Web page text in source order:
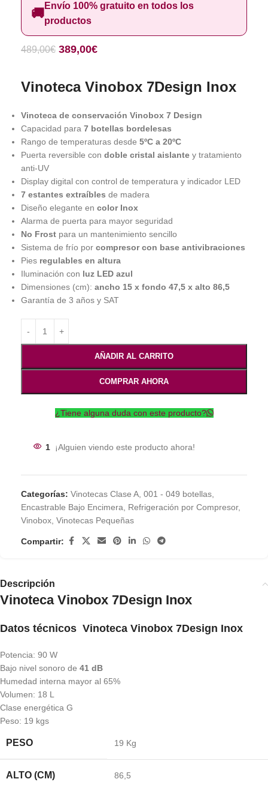
🚚Envío 100% gratuito en todos los
productos
489,00€ 389,00€
Vinoteca Vinobox 7Design Inox
Vinoteca de conservación Vinobox 7 Design
Capacidad para 7 botellas bordelesas
Rango de temperaturas desde 5ºC a 20ºC
Puerta reversible con doble cristal aislante y tratamiento
anti-UV
Display digital con control de temperatura y indicador LED
7 estantes extraíbles de madera
Diseño elegante en color Inox
Alarma de puerta para mayor seguridad
No Frost para un mantenimiento sencillo
Sistema de frío por compresor con base antivibraciones
Pies regulables en altura
Iluminación con luz LED azul
Dimensiones (cm): ancho 15 x fondo 47,5 x alto 86,5
Garantía de 3 años y SAT
AÑADIR AL CARRITO
COMPRAR AHORA
¿Tiene alguna duda con este producto?
1 ¡Alguien viendo este producto ahora!
Categorías: Vinotecas Clase A 001 - 049 botellas
Encastrable Bajo Encimera
Refrigeración por Compresor,
Vinobox Vinotecas Pequeñas
Compartir:
Descripción
Vinoteca Vinobox 7Design Inox
Datos técnicos Vinoteca Vinobox 7Design Inox
Potencia: 90 W
Bajo nivel sonoro de 41 dB
Humedad interna mayor al 65%
Volumen: 18 L
Clase energética G
Peso: 19 kgs
PESO 19 Kg
ALTO (CM) 86,5